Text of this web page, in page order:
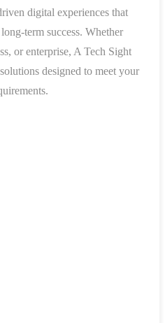
digital experiences that
term success. Whether
or enterprise, A Tech Sight
designed to meet your